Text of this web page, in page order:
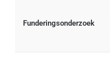
Funderingsonderzoek